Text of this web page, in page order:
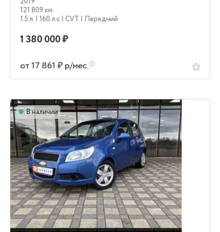
121 809 км
1.5 л. | 160 л.c | CVT | Передний
1 380 000 ₽
от 17 861 ₽ р/мес.
В наличии